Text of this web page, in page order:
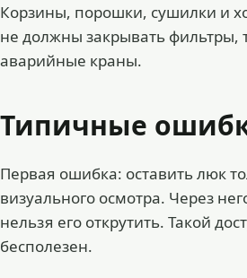
Корзины, порошки, сушилки и
не должны закрывать фильтры,
аварийные краны.
Типичные
Первая ошибка: оставить люк
визуального осмотра. Через
нельзя его открутить. Такой
бесполезен.